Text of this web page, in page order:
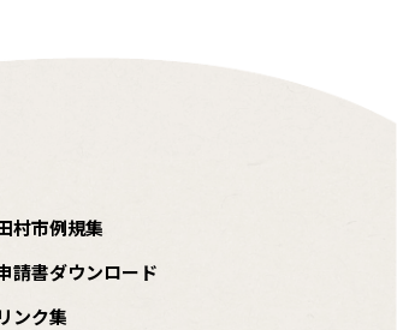
村市例規集
請書ダウンロード
リンク集